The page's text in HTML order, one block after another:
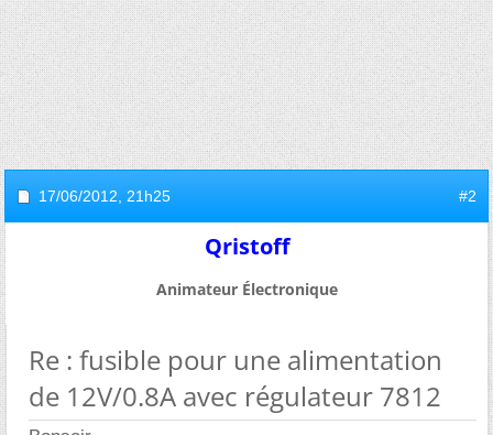
17/06/2012, 21h25 #2
Qristoff
Animateur Électronique
Re : fusible pour une alimentation
de 12V/0.8A avec régulateur 7812